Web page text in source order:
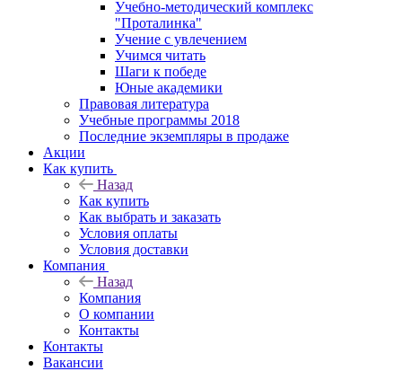
Учебно-методический комплекс
"Проталинка"
Учение с увлечением
Учимся читать
Шаги к победе
Юные академики
Правовая литература
Учебные программы 2018
Последние экземпляры в продаже
Акции
Как купить
Назад
Как купить
Как выбрать и заказать
Условия оплаты
Условия доставки
Компания
Назад
Компания
О компании
Контакты
Контакты
Вакансии